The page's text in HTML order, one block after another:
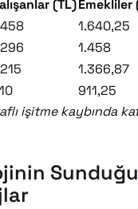
(TL)Emekliler
1.640,25
1.458
1.366,87
911,25
işitme kaybında
Sunduğu